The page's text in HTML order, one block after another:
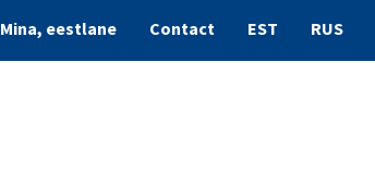
Mina, eestlane Contact EST RUS